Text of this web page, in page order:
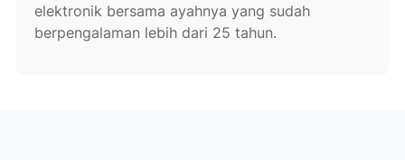
elektronik bersama ayahnya yang sudah
berpengalaman lebih dari 25 tahun.